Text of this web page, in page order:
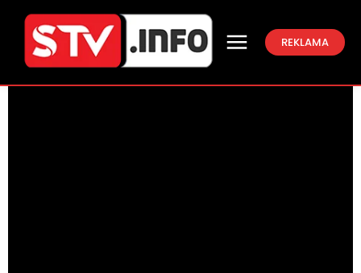
REKLAMA